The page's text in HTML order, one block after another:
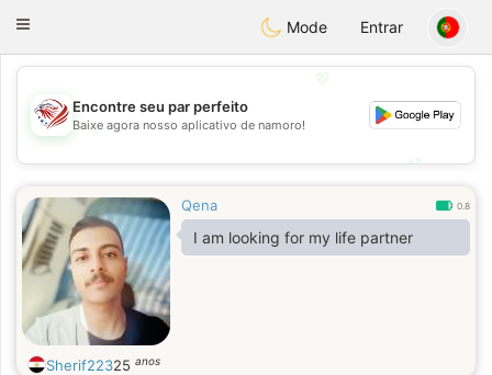
Dating
Toggle
Mode Entrar
💖
💕
Encontre seu par perfeito
Baixe agora nosso aplicativo de namoro!
Qena 0.8
I am looking for my life partner
Sherif22325 anos